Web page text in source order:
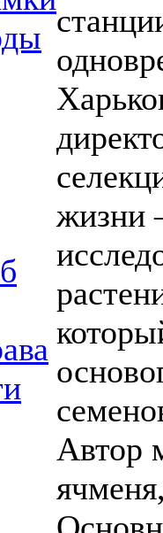
жизни
Автор